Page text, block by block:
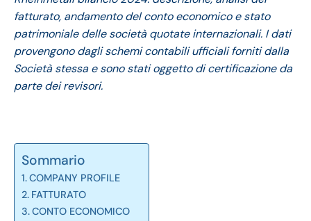
fatturato, andamento del conto economico e stato
patrimoniale delle società quotate internazionali. I dati
provengono dagli schemi contabili ufficiali forniti dalla
Società stessa e sono stati oggetto di certificazione da
parte dei revisori.
Sommario
COMPANY PROFILE
FATTURATO
CONTO ECONOMICO